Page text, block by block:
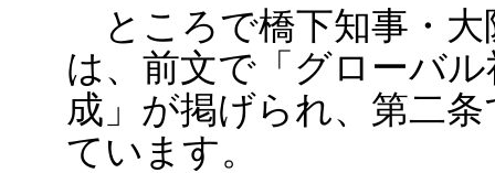
ところで橋下知事・大
は、前文で「グローバ
成」が掲げられ、第二
ています。